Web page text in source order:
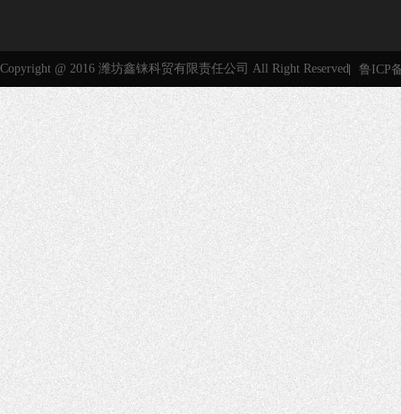
Copyright @ 2016 潍坊鑫铼科贸有限责任公司 All Right Reserved 鲁ICP